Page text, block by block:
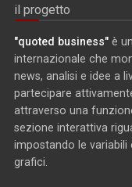
il progetto
"quoted business" è
internazionale che
news, analisi e idee a
partecipare
attraverso una
sezione interattiva
impostando le variabili
grafici.